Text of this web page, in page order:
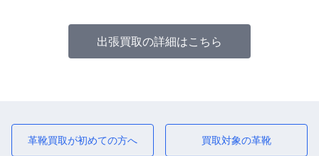
出張買取の詳細はこちら
革靴買取が初めての方へ 買取対象の革靴